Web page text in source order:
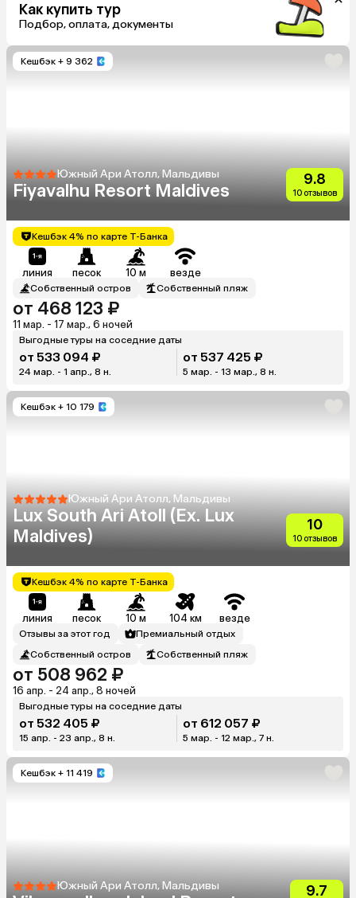
Как купить тур
Подбор, оплата, документы
Кешбэк + 9 362
Южный Ари Атолл, Мальдивы
Fiyavalhu Resort Maldives
9.8
10 отзывов
Кешбэк 4% по карте Т-Банка
линия песок 10 м везде
Собственный остров Собственный пляж
от 468 123 ₽
11 мар. - 17 мар., 6 ночей
Выгодные туры на соседние даты
от 533 094 ₽
24 мар. - 1 апр., 8 н.
от 537 425 ₽
5 мар. - 13 мар., 8 н.
Кешбэк + 10 179
Южный Ари Атолл, Мальдивы
Lux South Ari Atoll (Ex. Lux
Maldives)
10
10 отзывов
Кешбэк 4% по карте Т-Банка
линия песок 10 м 104 км везде
Отзывы за этот год
Премиальный отдых
Собственный остров
Собственный пляж
от 508 962 ₽
16 апр. - 24 апр., 8 ночей
Выгодные туры на соседние даты
от 532 405 ₽
15 апр. - 23 апр., 8 н.
от 612 057 ₽
5 мар. - 12 мар., 7 н.
Кешбэк + 11 419
Южный Ари Атолл, Мальдивы 9.7